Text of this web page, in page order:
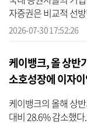
자증권은 비교적 선
대표 체제로 전환하
2026-07-30 17:52:26
케이뱅크, 올 상
소호성장에 이자
케이뱅크의 올해 상
대비 28.6% 감소했